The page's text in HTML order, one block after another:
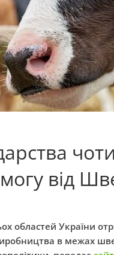
від
областей України
в межах